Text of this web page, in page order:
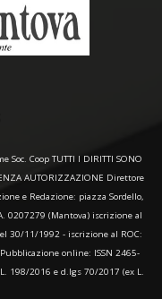
Soc. Coop TUTTI I DIRITTI SONO
AUTORIZZAZIONE Direttore
e Redazione: piazza Sordello,
0207279 (Mantova) iscrizione al
30/11/1992 - iscrizione al ROC:
online: ISSN 2465-
198/2016 e d.lgs 70/2017 (ex L.